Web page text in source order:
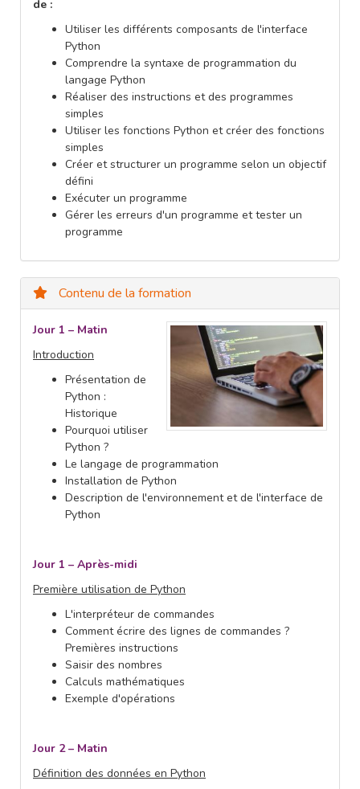
de :
Utiliser les différents composants de l'interface
Python
Comprendre la syntaxe de programmation du
langage Python
Réaliser des instructions et des programmes
simples
Utiliser les fonctions Python et créer des fonctions
simples
Créer et structurer un programme selon un objectif
défini
Exécuter un programme
Gérer les erreurs d'un programme et tester un
programme
Contenu de la formation
Jour 1 – Matin
Introduction
Présentation de
Python :
Historique
Pourquoi utiliser
Python ?
Le langage de programmation
Installation de Python
Description de l'environnement et de l'interface de
Python
Jour 1 – Après-midi
Première utilisation de Python
L'interpréteur de commandes
Comment écrire des lignes de commandes ?
Premières instructions
Saisir des nombres
Calculs mathématiques
Exemple d'opérations
Jour 2 – Matin
Définition des données en Python